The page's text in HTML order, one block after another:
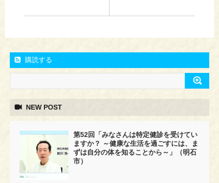
購読する
NEW POST
第52回「みなさんは特定健診を受けてい
ますか？ ～健康な生活を過ごすには、ま
ずは自分の体を知ることから～」（明石
市）